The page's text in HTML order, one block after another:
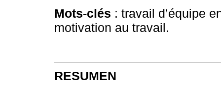
Mots-clés : travail d’équipe
motivation au travail.
RESUMEN